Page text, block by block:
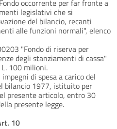
occorrente per far fronte a
legislativi che si
del bilancio, recanti
alle funzioni normali", elenco
"Fondo di riserva per
degli stanziamenti di cassa"
100 milioni.
di spesa a carico del
bilancio 1977, istituito per
presente articolo, entro 30
presente legge.
10